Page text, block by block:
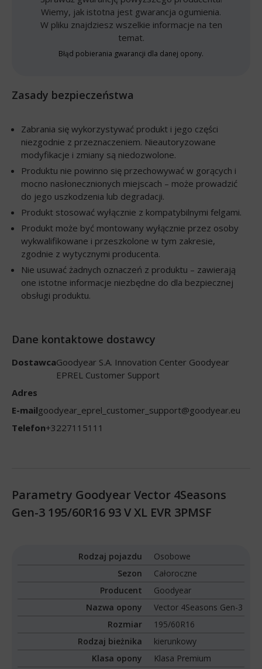
Wiemy, jak istotna jest gwarancja ogumienia.
W pliku znajdziesz wszelkie informacje na ten
temat.
Błąd pobierania gwarancji dla danej opony.
Zasady bezpieczeństwa
Zabrania się wykorzystywać produkt i jego części
niezgodnie z przeznaczeniem. Nieautoryzowane
modyfikacje i zmiany są niedozwolone.
Produktu nie powinno się przechowywać w gorących i
mocno nasłonecznionych miejscach – może prowadzić
do jego uszkodzenia lub degradacji.
Produkt stosować wyłącznie z kompatybilnymi felgami.
Produkt może być montowany wyłącznie przez osoby
wykwalifikowane i przeszkolone w tym zakresie,
zgodnie z wytycznymi producenta.
Nie usuwać żadnych oznaczeń z produktu – zawierają
one istotne informacje niezbędne do dla bezpiecznej
obsługi produktu.
Dane kontaktowe dostawcy
DostawcaGoodyear S.A. Innovation Center Goodyear
EPREL Customer Support
Adres
E-mailgoodyear_eprel_customer_support@goodyear.eu
Telefon+3227115111
Parametry Goodyear Vector 4Seasons
Gen-3 195/60R16 93 V XL EVR 3PMSF
Rodzaj pojazdu
Osobowe
Sezon
Całoroczne
Producent
Goodyear
Nazwa opony
Vector 4Seasons Gen-3
Rozmiar
195/60R16
Rodzaj bieżnika
kierunkowy
Klasa opony
Klasa Premium